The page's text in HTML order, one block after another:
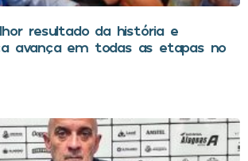
resultado da história e
avança em todas as etapas no